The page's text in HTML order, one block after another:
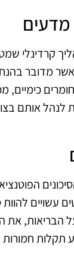
מדעים
מדובר
כימיים,
לנהל אותם
עשויים
את
תקלות